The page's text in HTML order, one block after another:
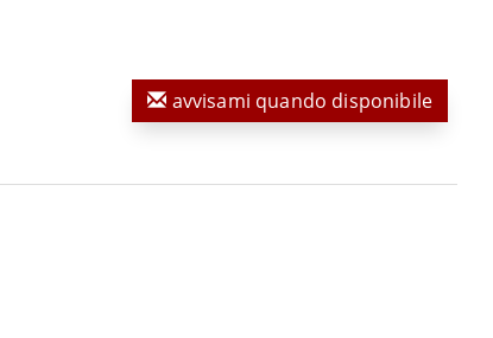
avvisami quando disponibile